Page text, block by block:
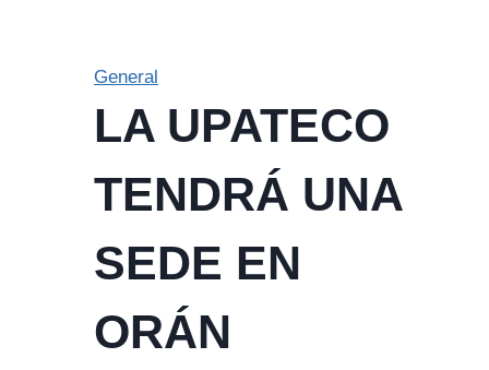
General
LA UPATECO
TENDRÁ UNA
SEDE EN
ORÁN